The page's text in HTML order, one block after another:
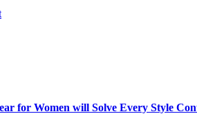
for Women will Solve Every Style